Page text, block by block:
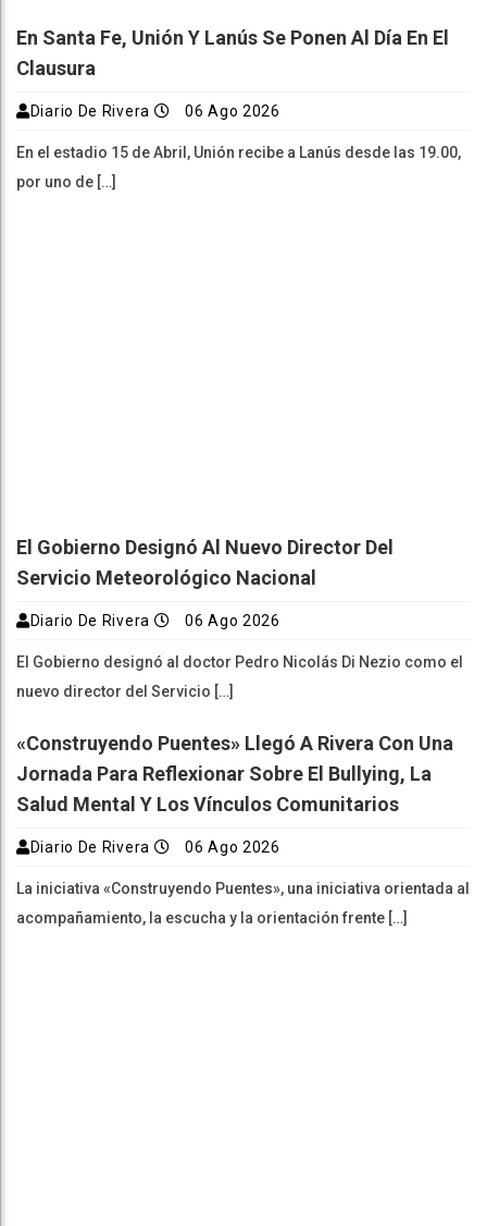
En Santa Fe, Unión Y Lanús Se Ponen Al Día En El
Clausura
Diario De Rivera 06 Ago 2026
En el estadio 15 de Abril, Unión recibe a Lanús desde las 19.00,
por uno de […]
El Gobierno Designó Al Nuevo Director Del
Servicio Meteorológico Nacional
Diario De Rivera 06 Ago 2026
El Gobierno designó al doctor Pedro Nicolás Di Nezio como el
nuevo director del Servicio […]
«Construyendo Puentes» Llegó A Rivera Con Una
Jornada Para Reflexionar Sobre El Bullying, La
Salud Mental Y Los Vínculos Comunitarios
Diario De Rivera 06 Ago 2026
La iniciativa «Construyendo Puentes», una iniciativa orientada al
acompañamiento, la escucha y la orientación frente […]